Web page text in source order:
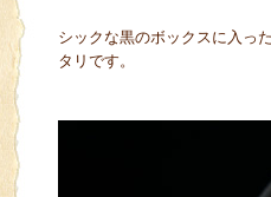
シックな黒のボックスに入っ
タリです。